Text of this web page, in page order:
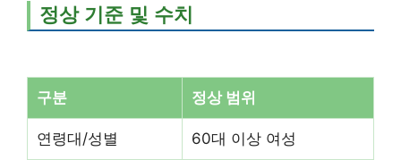
정상 기준 및 수치
구분 정상 범위
연령대/성별 60대 이상 여성